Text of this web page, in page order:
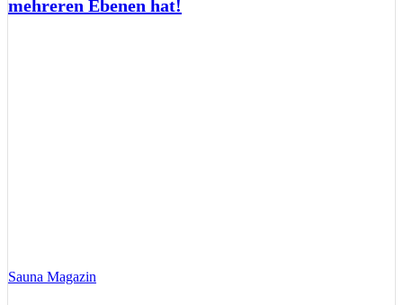
mehreren Ebenen hat!
Sauna Magazin